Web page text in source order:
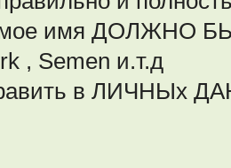
имя ДОЛЖНО
, Semen и.т.д
в ЛИЧНЫх